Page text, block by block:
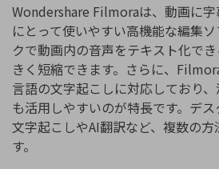
Wondershare Filmoraは、動画に
にとって使いやすい高機能な編集
クで動画内の音声をテキスト化で
きく短縮できます。さらに、
言語の文字起こしに対応しており
も活用しやすいのが特長です。デ
文字起こしやAI翻訳など、複数の
す。